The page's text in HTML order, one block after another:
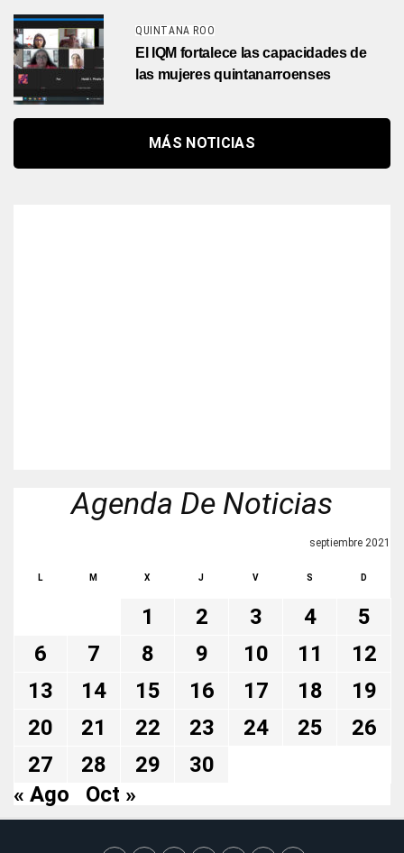
QUINTANA ROO
El IQM fortalece las capacidades de
las mujeres quintanarroenses
MÁS NOTICIAS
Agenda De Noticias
septiembre 2021
L M X J V S D
1 2 3 4
5
6
7 8 9 10 11
12
13
14 15 16 17 18
19
20
21 22 23 24 25
26
27
28 29
30
« Ago
Oct »